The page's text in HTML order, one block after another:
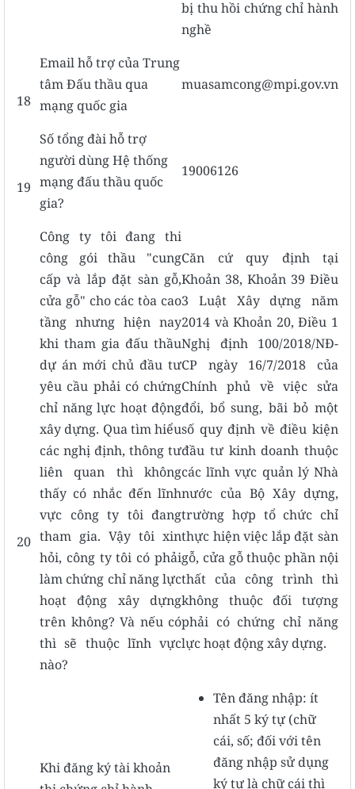
bị thu hồi chứng chỉ hành
nghề
18
Email hỗ trợ của Trung
tâm Đấu thầu qua
mạng quốc gia
muasamcong@mpi.gov.vn
19
Số tổng đài hỗ trợ
người dùng Hệ thống
mạng đấu thầu quốc
gia?
19006126
20
Công ty tôi đang thi
công gói thầu "cung
cấp và lắp đặt sàn gỗ,
cửa gỗ" cho các tòa cao
tầng nhưng hiện nay
khi tham gia đấu thầu
dự án mới chủ đầu tư
yêu cầu phải có chứng
chỉ năng lực hoạt động
xây dựng. Qua tìm hiểu
các nghị định, thông tư
liên quan thì không
thấy có nhắc đến lĩnh
vực công ty tôi đang
tham gia. Vậy tôi xin
hỏi, công ty tôi có phải
làm chứng chỉ năng lực
hoạt động xây dựng
trên không? Và nếu có
thì sẽ thuộc lĩnh vực
nào?
Căn cứ quy định tại
Khoản 38, Khoản 39 Điều
3 Luật Xây dựng năm
2014 và Khoản 20, Điều 1
Nghị định 100/2018/NĐ-
CP ngày 16/7/2018 của
Chính phủ về việc sửa
đổi, bổ sung, bãi bỏ một
số quy định về điều kiện
đầu tư kinh doanh thuộc
các lĩnh vực quản lý Nhà
nước của Bộ Xây dựng,
trường hợp tổ chức chỉ
thực hiện việc lắp đặt sàn
gỗ, cửa gỗ thuộc phần nội
thất của công trình thì
không thuộc đối tượng
phải có chứng chỉ năng
lực hoạt động xây dựng.
Khi đăng ký tài khoản
Tên đăng nhập: ít
nhất 5 ký tự (chữ
cái, số; đối với tên
đăng nhập sử dụng
ký tự là chữ cái thì